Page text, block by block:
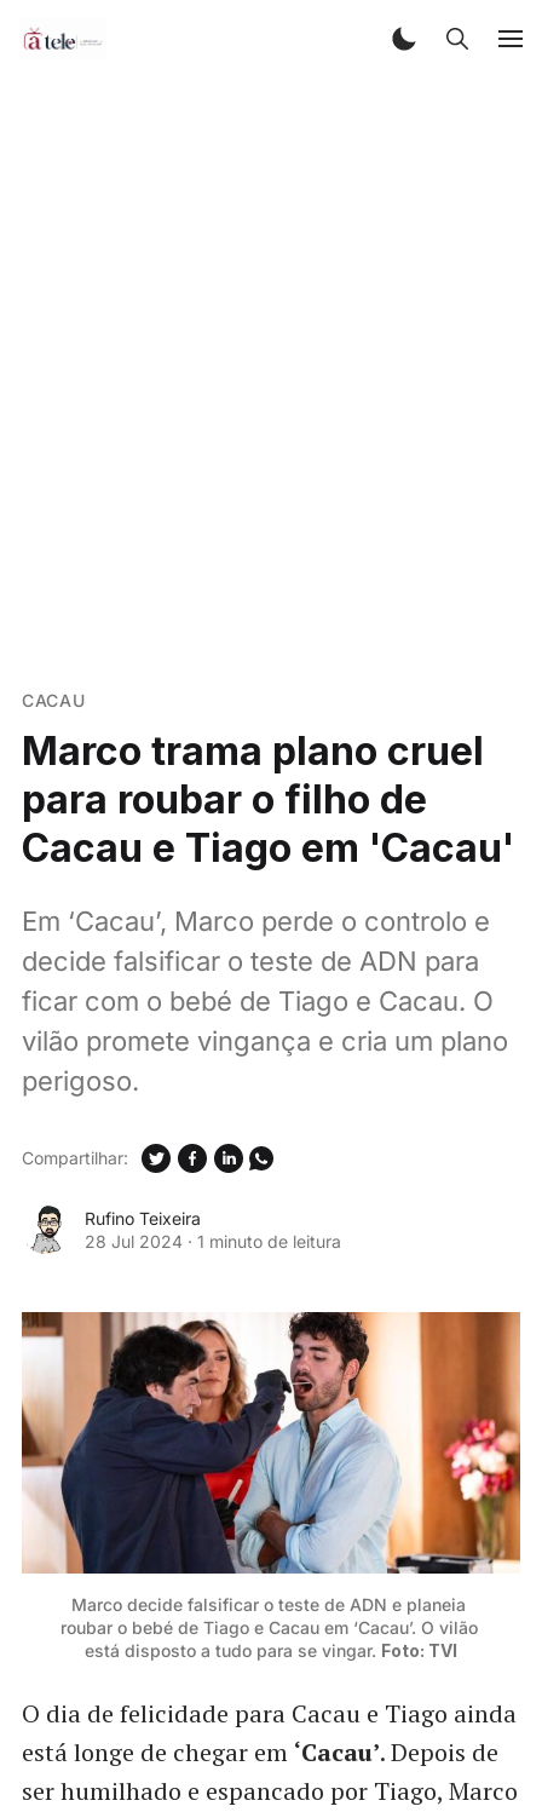
CACAU
Marco trama plano cruel
para roubar o filho de
Cacau e Tiago em 'Cacau'
Em ‘Cacau’, Marco perde o controlo e
decide falsificar o teste de ADN para
ficar com o bebé de Tiago e Cacau. O
vilão promete vingança e cria um plano
perigoso.
Rufino Teixeira
28 Jul 2024 · 1 minuto de leitura
Compartilhar:
Marco decide falsificar o teste de ADN e planeia
roubar o bebé de Tiago e Cacau em ‘Cacau’. O vilão
está disposto a tudo para se vingar. Foto: TVI
O dia de felicidade para Cacau e Tiago ainda
está longe de chegar em ‘Cacau’. Depois de
ser humilhado e espancado por Tiago, Marco